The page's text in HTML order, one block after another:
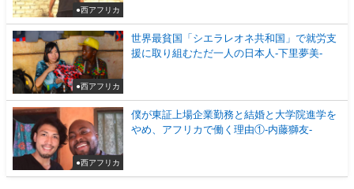
●西アフリカ
●西アフリカ
世界最貧国「シエラレオネ共和国」で就労支
援に取り組むただ一人の日本人-下里夢美-
●西アフリカ
僕が東証上場企業勤務と結婚と大学院進学を
やめ、アフリカで働く理由①-内藤獅友-